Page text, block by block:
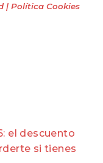
| Política Cookies
el descuento
si tienes